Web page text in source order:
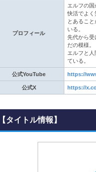
プロフィール
エルフの国
快活でよく
とあるこ
いる。
先代から受
だの模様。
エルフと
ている。
公式YouTube https://
公式X https://
【タイトル情報】